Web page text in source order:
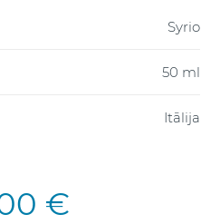
Syrio
50 ml
Itālija
€